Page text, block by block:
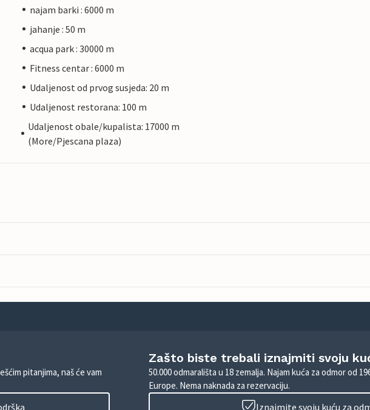
najam barki : 6000 m
jahanje : 50 m
acqua park : 30000 m
Fitness centar : 6000 m
Udaljenost od prvog susjeda: 20 m
Udaljenost restorana: 100 m
Udaljenost obale/kupalista: 17000 m
(More/Pjescana plaza)
pitanjima, naš će vam
Zašto biste trebali iznajmiti svoju
50.000 odmarališta u 18 zemalja. Najam kuća za odmor od
Europe. Nema naknada za rezervaciju.
Iznajmite svoju kuću za